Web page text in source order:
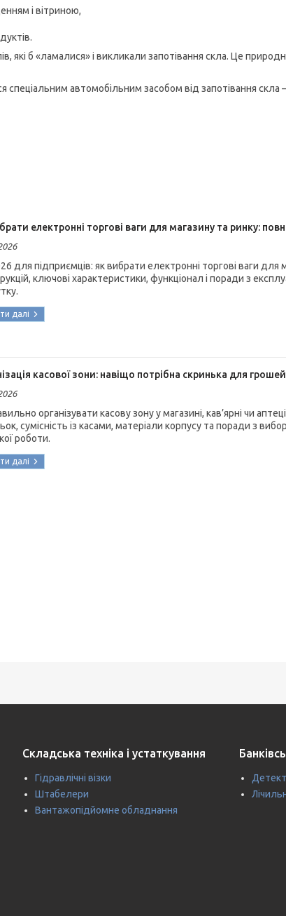
і вітриною,
які б «ламалися» і викликали запотівання скла. Це
спеціальним автомобільним засобом від запотівання
електронні торгові ваги для магазину та ринку:
для підприємців: як вибрати електронні торгові ваги для
ключові характеристики, функціонал і поради з
касової зони: навіщо потрібна скринька для грошей
організувати касову зону у магазині, кав’ярні чи
сумісність із касами, матеріали корпусу та поради з
роботи.
Складська техніка і устаткування
Гідравлічні візки
Штабелери
Вантажопідйомне обладнання